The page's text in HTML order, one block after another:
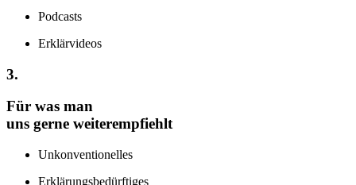
Podcasts
Erklärvideos
3.
Für was man
uns gerne weiterempfiehlt
Unkonventionelles
Erklärungsbedürftiges